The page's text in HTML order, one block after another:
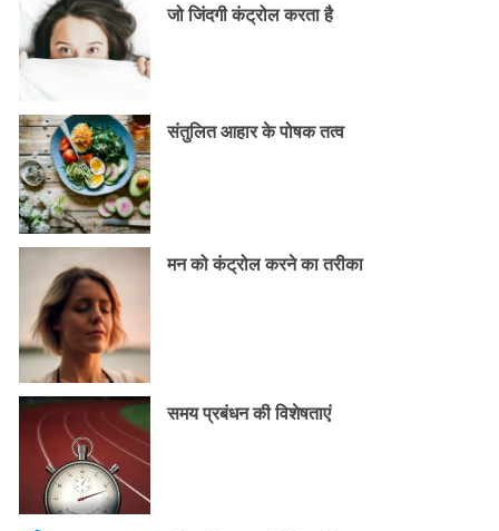
जो जिंदगी कंट्रोल करता है
संतुलित आहार के पोषक तत्व
मन को कंट्रोल करने का तरीका
समय प्रबंधन की विशेषताएं